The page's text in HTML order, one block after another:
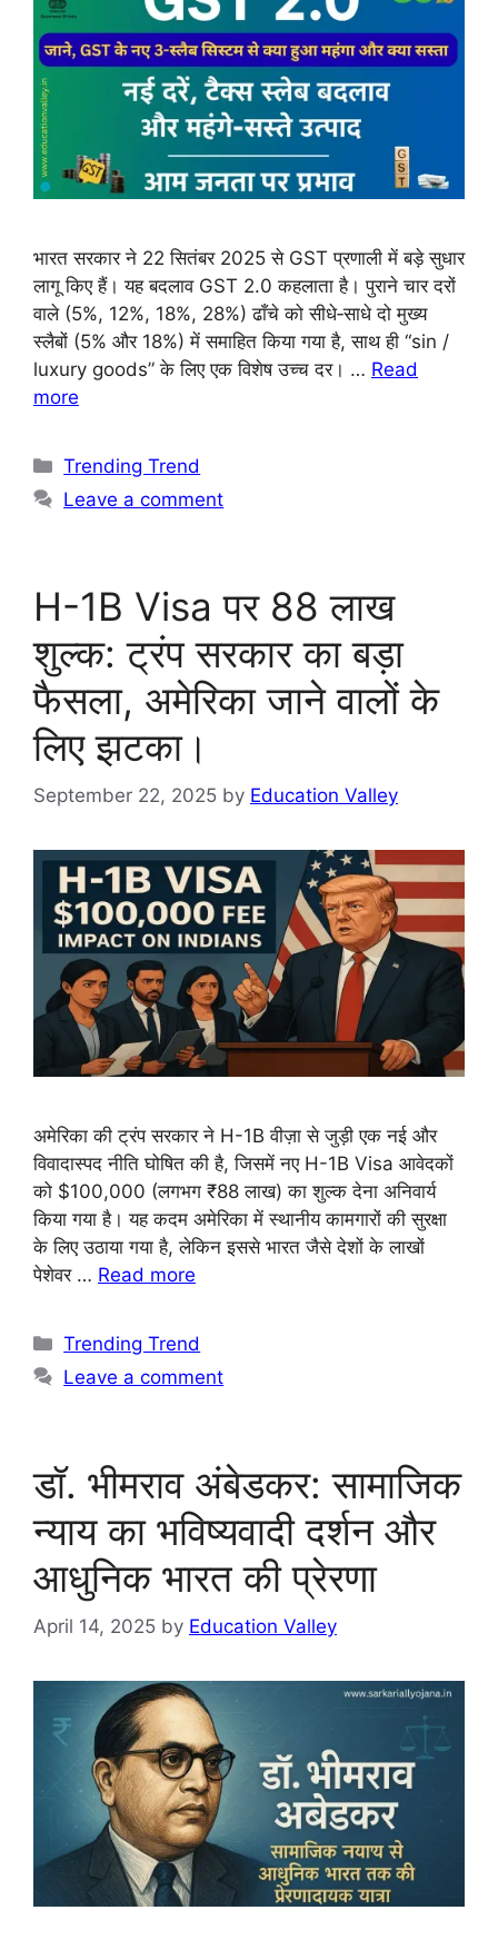
भारत सरकार ने 22 सितंबर 2025 से GST प्रणाली में बड़े सुधार
लागू किए हैं। यह बदलाव GST 2.0 कहलाता है। पुराने चार दरों
वाले (5%, 12%, 18%, 28%) ढाँचे को सीधे‑साधे दो मुख्य
स्लैबों (5% और 18%) में समाहित किया गया है, साथ ही “sin /
luxury goods” के लिए एक विशेष उच्च दर। … Read
more
Trending Trend
Leave a comment
H-1B Visa पर 88 लाख
शुल्क: ट्रंप सरकार का बड़ा
फैसला, अमेरिका जाने वालों के
लिए झटका।
September 22, 2025 by Education Valley
अमेरिका की ट्रंप सरकार ने H-1B वीज़ा से जुड़ी एक नई और
विवादास्पद नीति घोषित की है, जिसमें नए H-1B Visa आवेदकों
को $100,000 (लगभग ₹88 लाख) का शुल्क देना अनिवार्य
किया गया है। यह कदम अमेरिका में स्थानीय कामगारों की सुरक्षा
के लिए उठाया गया है, लेकिन इससे भारत जैसे देशों के लाखों
पेशेवर … Read more
Trending Trend
Leave a comment
डॉ. भीमराव अंबेडकर: सामाजिक
न्याय का भविष्यवादी दर्शन और
आधुनिक भारत की प्रेरणा
April 14, 2025 by Education Valley